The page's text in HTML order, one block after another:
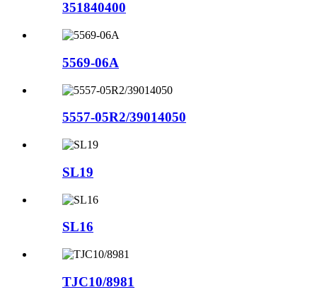
351840400
5569-06A
5557-05R2/39014050
SL19
SL16
TJC10/8981